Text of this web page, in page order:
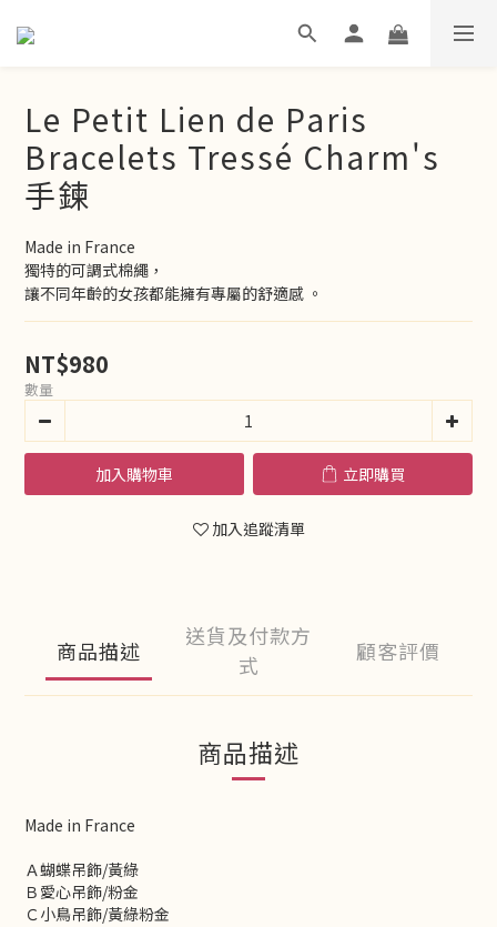
Le Petit Lien de Paris
Bracelets Tressé Charm's
手鍊
Made in France
獨特的可調式棉繩，
讓不同年齡的女孩都能擁有專屬的舒適感 。
NT$980
數量
加入購物車 立即購買
加入追蹤清單
商品描述
送貨及付款方
式
顧客評價
商品描述
Made in France
Ａ蝴蝶吊飾/黃綠
Ｂ愛心吊飾/粉金
Ｃ小鳥吊飾/黃綠粉金